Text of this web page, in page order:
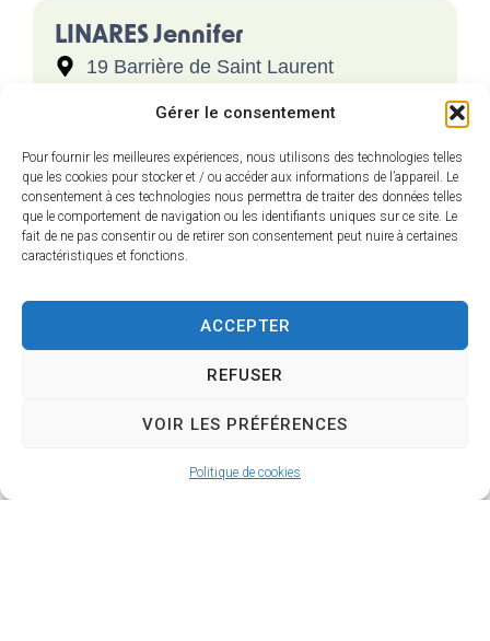
Gérer le consentement
Pour fournir les meilleures expériences, nous utilisons des technologies telles
que les cookies pour stocker et / ou accéder aux informations de l’appareil. Le
consentement à ces technologies nous permettra de traiter des données telles
que le comportement de navigation ou les identifiants uniques sur ce site. Le
fait de ne pas consentir ou de retirer son consentement peut nuire à certaines
caractéristiques et fonctions.
ACCEPTER
REFUSER
VOIR LES PRÉFÉRENCES
Politique de cookies
LINARES Jennifer
19 Barrière de Saint Laurent
LOPEZ Charlélynn
10 Rue du Petit Garavet
MACHADO Aurélie
06 11 33 82 25